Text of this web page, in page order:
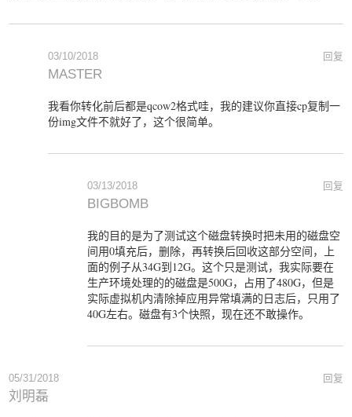
回复
03/10/2018
MASTER
我看你转化前后都是qcow2格式哇，我的建议你直接cp复制一
份img文件不就好了，这个很简单。
回复
03/13/2018
BIGBOMB
我的目的是为了测试这个磁盘转换时把未用的磁盘空
间用0填充后，删除，再转换后回收这部分空间，上
面的例子从34G到12G。这个只是测试，我实际要在
生产环境处理的的磁盘是500G，占用了480G，但是
实际虚拟机内清除掉应用异常填满的日志后，只用了
40G左右。磁盘有3个快照，现在还不敢操作。
回复
05/31/2018
刘明磊